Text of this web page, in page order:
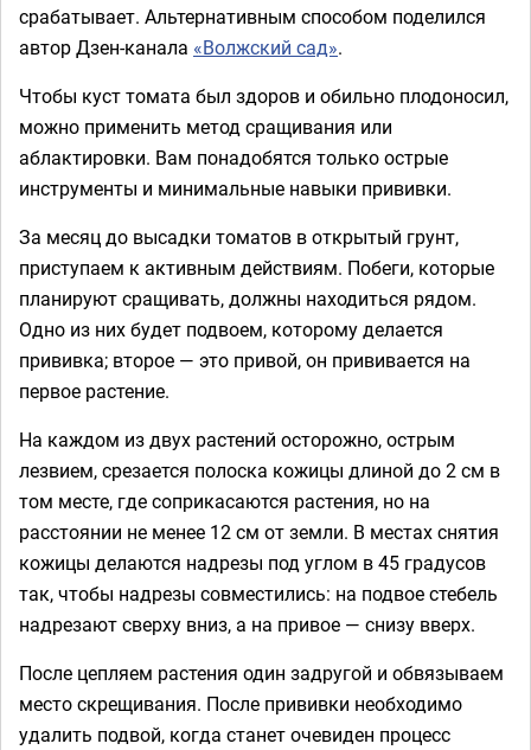
срабатывает. Альтернативным способом поделился
автор Дзен-канала «Волжский сад».
Чтобы куст томата был здоров и обильно плодоносил,
можно применить метод сращивания или
аблактировки. Вам понадобятся только острые
инструменты и минимальные навыки прививки.
За месяц до высадки томатов в открытый грунт,
приступаем к активным действиям. Побеги, которые
планируют сращивать, должны находиться рядом.
Одно из них будет подвоем, которому делается
прививка; второе — это привой, он прививается на
первое растение.
На каждом из двух растений осторожно, острым
лезвием, срезается полоска кожицы длиной до 2 см в
том месте, где соприкасаются растения, но на
расстоянии не менее 12 см от земли. В местах снятия
кожицы делаются надрезы под углом в 45 градусов
так, чтобы надрезы совместились: на подвое стебель
надрезают сверху вниз, а на привое — снизу вверх.
После цепляем растения один задругой и обвязываем
место скрещивания. После прививки необходимо
удалить подвой, когда станет очевиден процесс